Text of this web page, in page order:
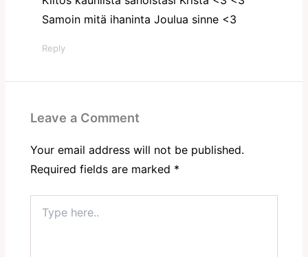
Samoin mitä ihaninta Joulua sinne <3
Reply
Leave a Comment
Your email address will not be published.
Required fields are marked *
here..